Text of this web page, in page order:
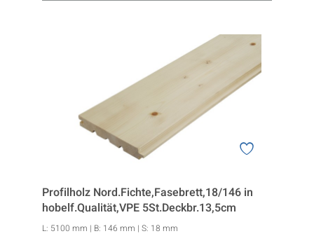
Profilholz Nord.Fichte,Fasebrett,18/146 in
hobelf.Qualität,VPE 5St.Deckbr.13,5cm
L: 5100 mm | B: 146 mm | S: 18 mm